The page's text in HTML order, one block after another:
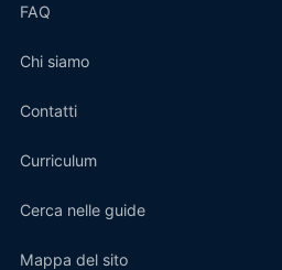
FAQ
Chi siamo
Contatti
Curriculum
Cerca nelle guide
Mappa del sito